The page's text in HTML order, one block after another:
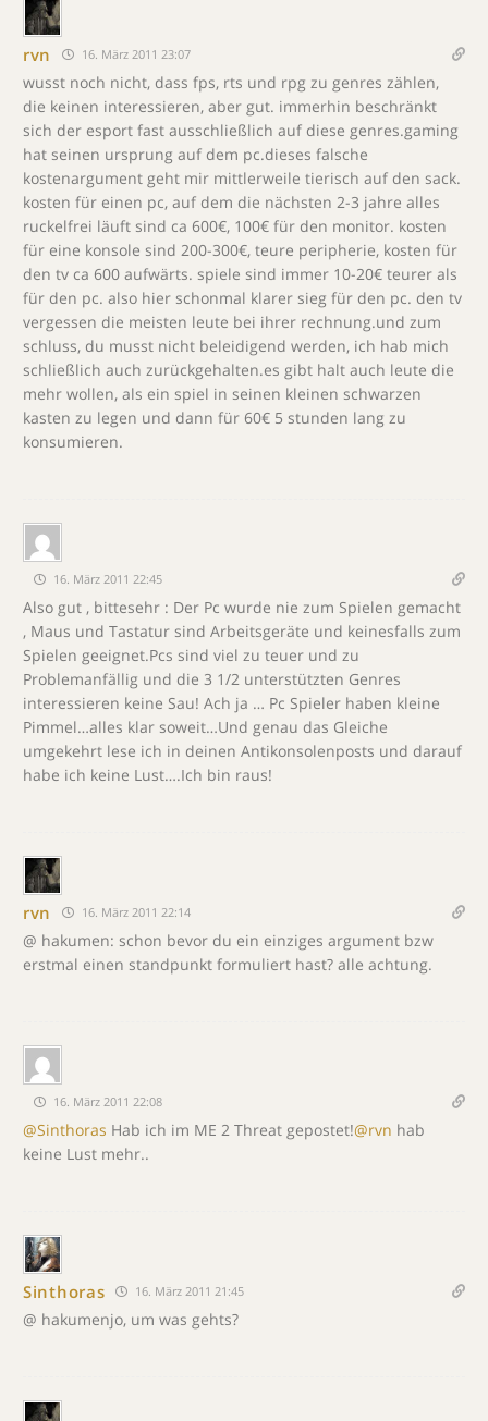
rvn 16. März 2011 23:07
wusst noch nicht, dass fps, rts und rpg zu genres zählen,
die keinen interessieren, aber gut. immerhin beschränkt
sich der esport fast ausschließlich auf diese genres.gaming
hat seinen ursprung auf dem pc.dieses falsche
kostenargument geht mir mittlerweile tierisch auf den sack.
kosten für einen pc, auf dem die nächsten 2-3 jahre alles
ruckelfrei läuft sind ca 600€, 100€ für den monitor. kosten
für eine konsole sind 200-300€, teure peripherie, kosten für
den tv ca 600 aufwärts. spiele sind immer 10-20€ teurer als
für den pc. also hier schonmal klarer sieg für den pc. den tv
vergessen die meisten leute bei ihrer rechnung.und zum
schluss, du musst nicht beleidigend werden, ich hab mich
schließlich auch zurückgehalten.es gibt halt auch leute die
mehr wollen, als ein spiel in seinen kleinen schwarzen
kasten zu legen und dann für 60€ 5 stunden lang zu
konsumieren.
16. März 2011 22:45
Also gut , bittesehr : Der Pc wurde nie zum Spielen gemacht
, Maus und Tastatur sind Arbeitsgeräte und keinesfalls zum
Spielen geeignet.Pcs sind viel zu teuer und zu
Problemanfällig und die 3 1/2 unterstützten Genres
interessieren keine Sau! Ach ja … Pc Spieler haben kleine
Pimmel…alles klar soweit…Und genau das Gleiche
umgekehrt lese ich in deinen Antikonsolenposts und darauf
habe ich keine Lust….Ich bin raus!
rvn 16. März 2011 22:14
@ hakumen: schon bevor du ein einziges argument bzw
erstmal einen standpunkt formuliert hast? alle achtung.
16. März 2011 22:08
@Sinthoras Hab ich im ME 2 Threat gepostet!@rvn hab
keine Lust mehr..
Sinthoras 16. März 2011 21:45
@ hakumenjo, um was gehts?